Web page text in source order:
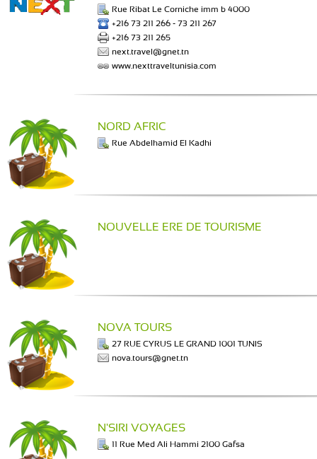
Rue Ribat Le Corniche imm b 4000
+216 73 211 266 - 73 211 267
+216 73 211 265
next.travel@gnet.tn
www.nexttraveltunisia.com
NORD AFRIC
Rue Abdelhamid El Kadhi
NOUVELLE ERE DE TOURISME
NOVA TOURS
27 RUE CYRUS LE GRAND 1001 TUNIS
nova.tours@gnet.tn
N'SIRI VOYAGES
11 Rue Med Ali Hammi 2100 Gafsa